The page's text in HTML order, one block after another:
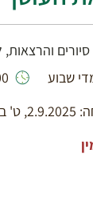
שבוע